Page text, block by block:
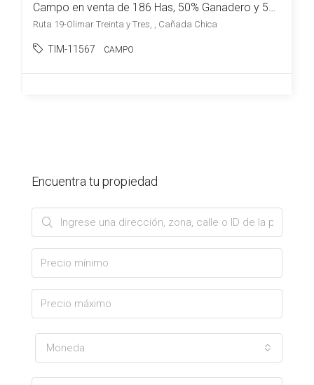
Campo en venta de 186 Has, 50% Ganadero y 50% Arrocero Treinta y Tres
Ruta 19-Olimar Treinta y Tres, , Cañada Chica
TIM-11567 CAMPO
Encuentra tu propiedad
Moneda